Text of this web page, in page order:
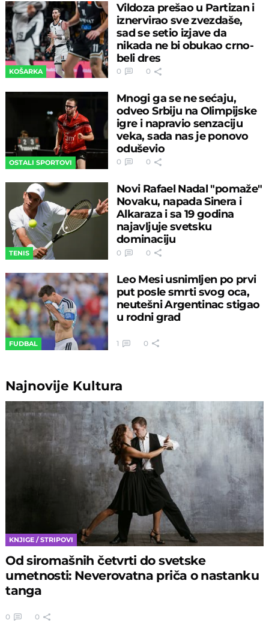
KOŠARKA
Vildoza prešao u Partizan i
iznervirao sve zvezdaše,
sad se setio izjave da
nikada ne bi obukao crno-
beli dres
0 0
OSTALI SPORTOVI
Mnogi ga se ne sećaju,
odveo Srbiju na Olimpijske
igre i napravio senzaciju
veka, sada nas je ponovo
oduševio
0 0
TENIS
Novi Rafael Nadal "pomaže"
Novaku, napada Sinera i
Alkaraza i sa 19 godina
najavljuje svetsku
dominaciju
0 0
FUDBAL
Leo Mesi usnimljen po prvi
put posle smrti svog oca,
neutešni Argentinac stigao
u rodni grad
1 0
Najnovije Kultura
KNJIGE / STRIPOVI
Od siromašnih četvrti do svetske
umetnosti: Neverovatna priča o nastanku
tanga
0 0